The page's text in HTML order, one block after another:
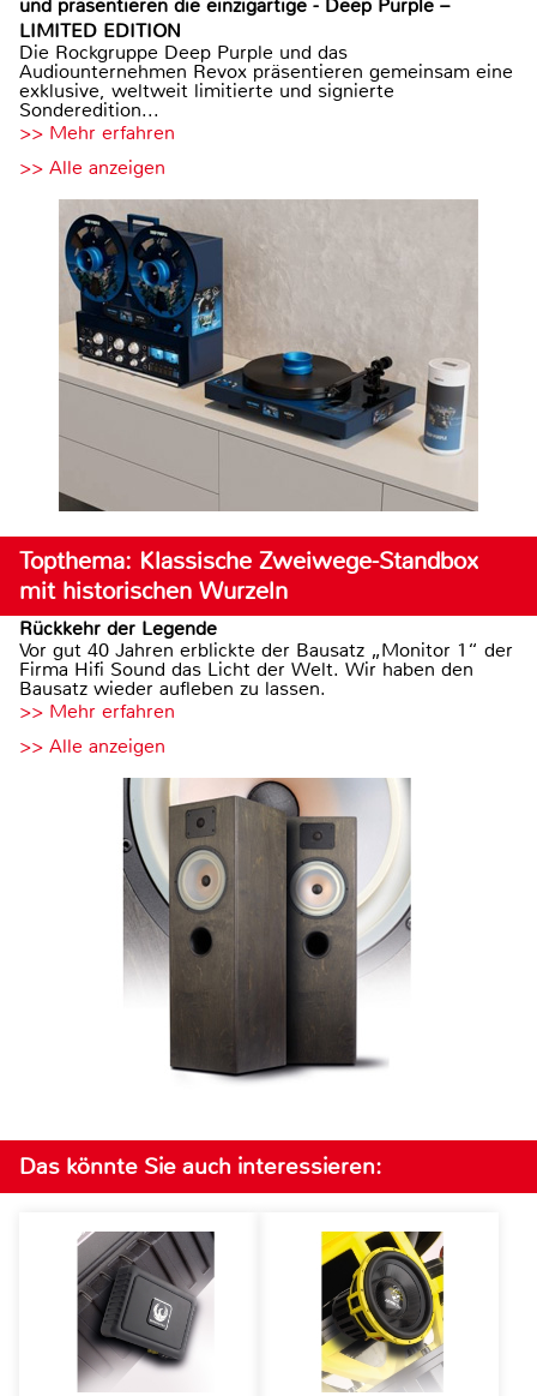
und präsentieren die einzigartige - Deep Purple –
LIMITED EDITION
Die Rockgruppe Deep Purple und das
Audiounternehmen Revox präsentieren gemeinsam eine
exklusive, weltweit limitierte und signierte
Sonderedition...
>> Mehr erfahren
>> Alle anzeigen
Topthema: Klassische Zweiwege-Standbox
mit historischen Wurzeln
Rückkehr der Legende
Vor gut 40 Jahren erblickte der Bausatz „Monitor 1“ der
Firma Hifi Sound das Licht der Welt. Wir haben den
Bausatz wieder aufleben zu lassen.
>> Mehr erfahren
>> Alle anzeigen
Das könnte Sie auch interessieren: